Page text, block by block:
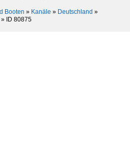
Booten » Kanäle » Deutschland »
» ID 80875